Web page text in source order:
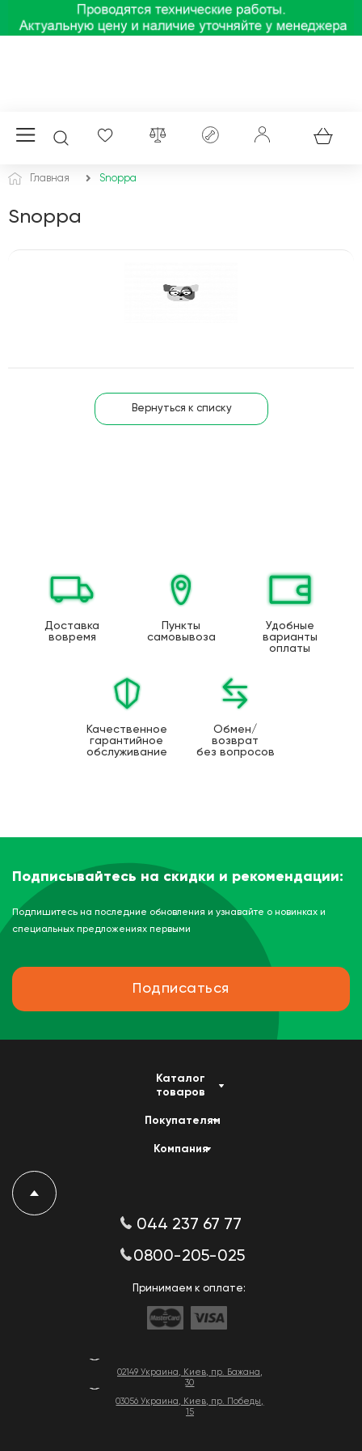
Главная Snoppa
Snoppa
Вернуться к списку
Доставка
вовремя
Пункты
самовывоза
Удобные
варианты
оплаты
Качественное
гарантийное
обслуживание
Обмен/
возврат
без вопросов
Подписывайтесь на скидки и рекомендации:
Подпишитесь на последние обновления и узнавайте о новинках и
специальных предложениях первыми
Подписаться
02149 Украина, Киев, пр. Бажана,
30
03056 Украина, Киев, пр. Победы,
15
Каталог
товаров
Покупателям
Компания
044 237 67 77
0800-205-025
Принимаем к оплате: